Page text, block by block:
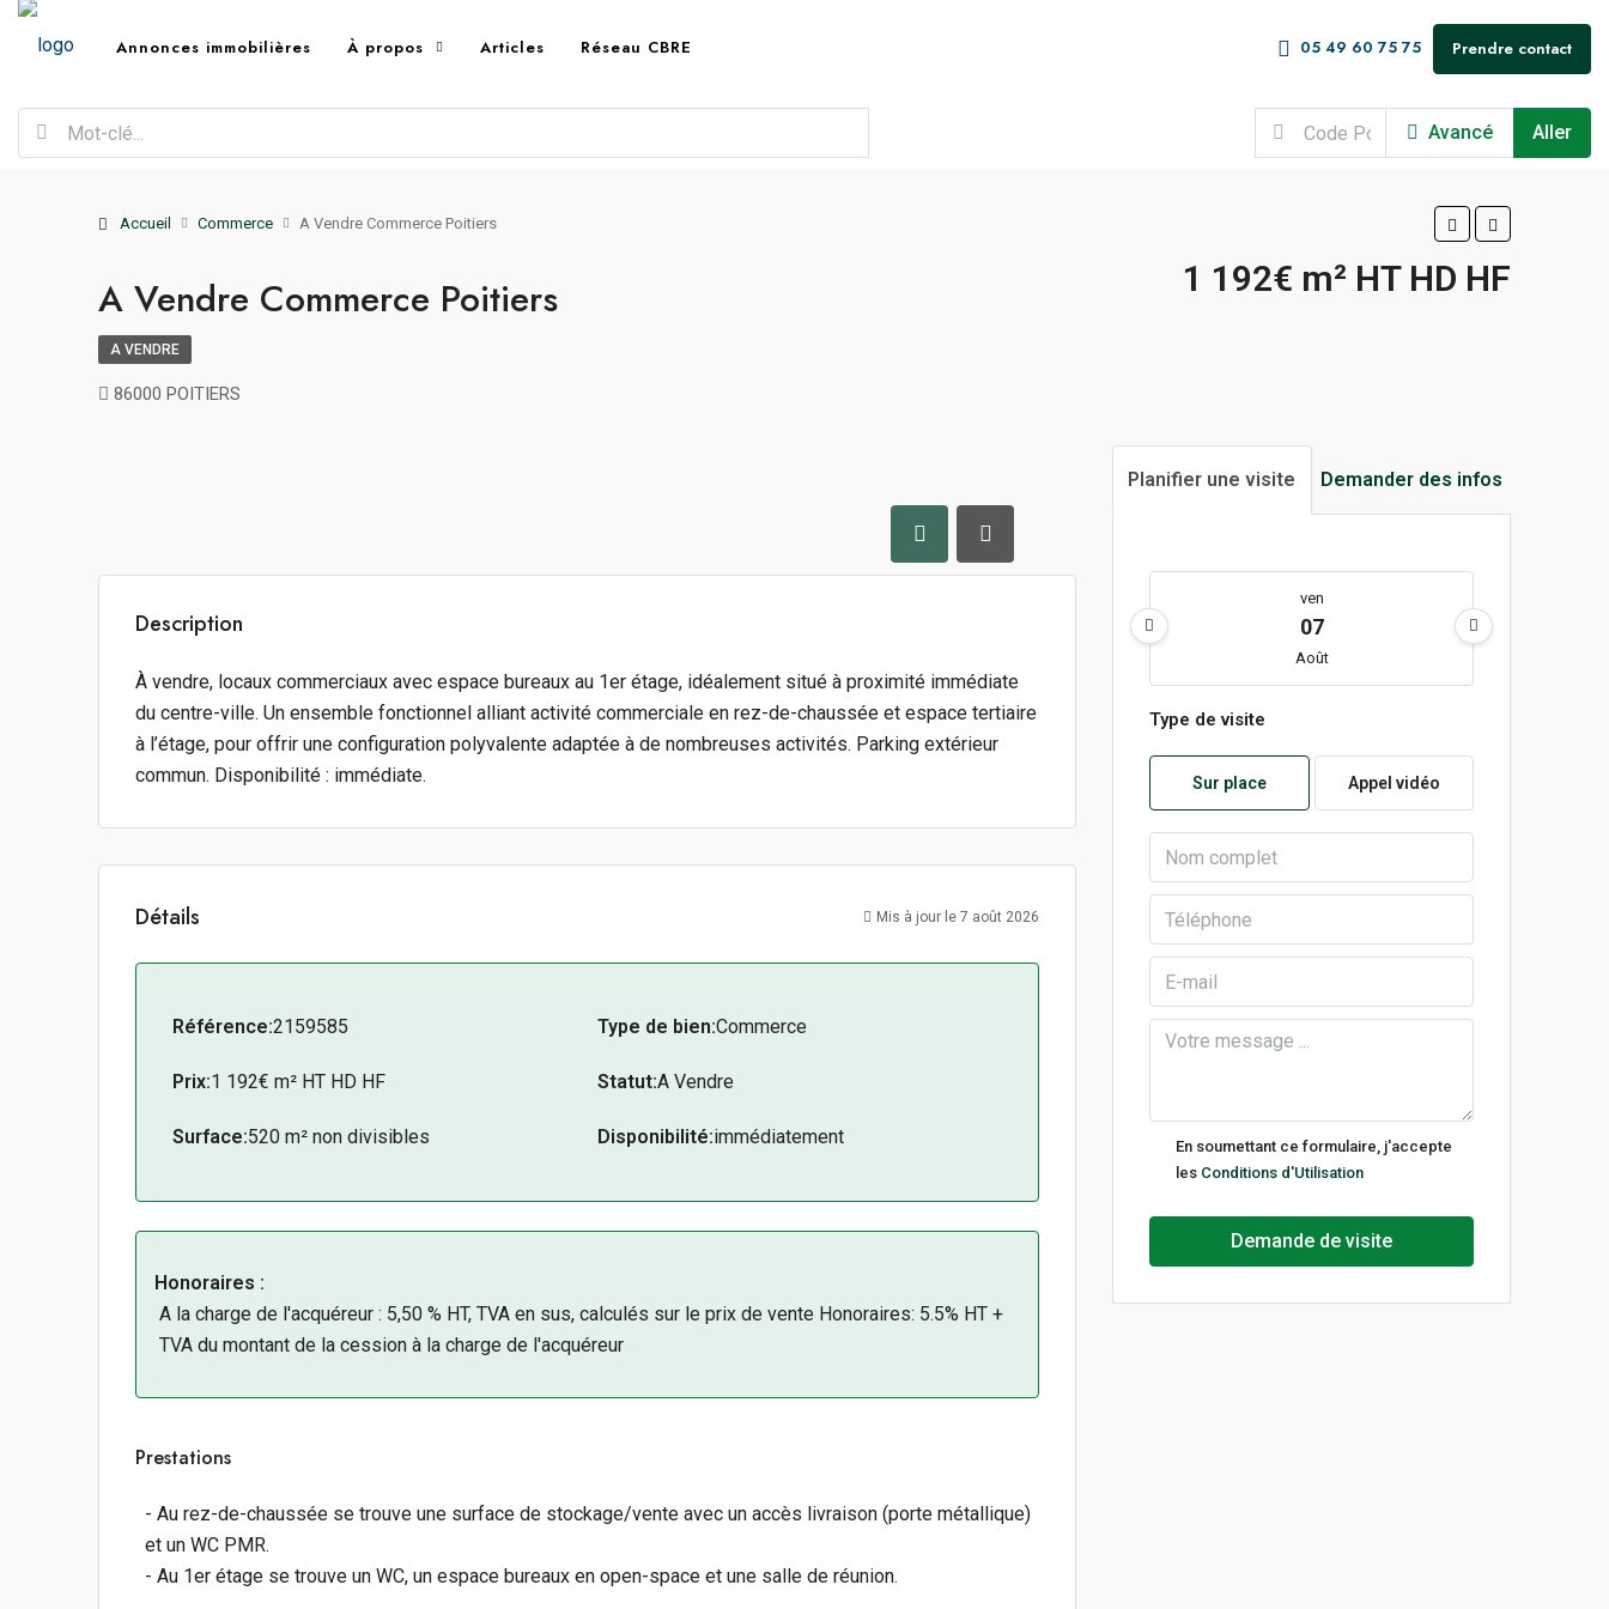
Annonces immobilières À propos Articles Réseau CBRE 05 49 60 75 75 Prendre contact
Avancé Aller
Accueil Commerce A Vendre Commerce Poitiers
A Vendre Commerce Poitiers 1 192€ m² HT HD HF
A VENDRE
86000 POITIERS
Description
À vendre, locaux commerciaux avec espace bureaux au 1er étage, idéalement situé à proximité immédiate
du centre-ville. Un ensemble fonctionnel alliant activité commerciale en rez-de-chaussée et espace tertiaire
à l’étage, pour offrir une configuration polyvalente adaptée à de nombreuses activités. Parking extérieur
commun. Disponibilité : immédiate.
Détails Mis à jour le 7 août 2026
Référence:2159585
Prix:1 192€ m² HT HD HF
Surface:520 m² non divisibles
Type de bien:Commerce
Statut:A Vendre
Disponibilité:immédiatement
Honoraires :
A la charge de l'acquéreur : 5,50 % HT, TVA en sus, calculés sur le prix de vente Honoraires: 5.5% HT +
TVA du montant de la cession à la charge de l'acquéreur
Prestations
- Au rez-de-chaussée se trouve une surface de stockage/vente avec un accès livraison (porte métallique)
et un WC PMR.
- Au 1er étage se trouve un WC, un espace bureaux en open-space et une salle de réunion.
Planifier une visite Demander des infos
ven
07
Août
10
11
12
13
Août
ven
14
Type de visite
Sur place Appel vidéo
En soumettant ce formulaire, j'accepte
les Conditions d'Utilisation
Demande de visite